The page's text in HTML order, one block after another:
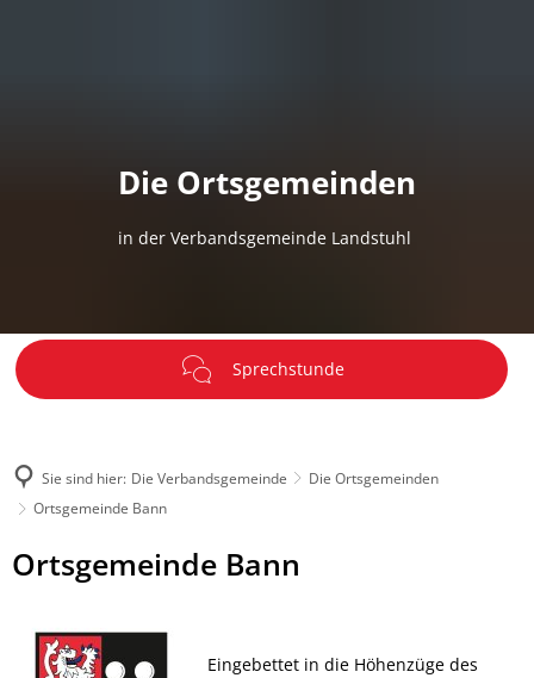
Die Ortsgemeinden
in der Verbandsgemeinde Landstuhl
Sprechstunde
Sie sind hier: Die Verbandsgemeinde
Die Ortsgemeinden
Ortsgemeinde Bann
Ortsgemeinde
Ortsgemeinde Bann
Eingebettet in die Höhenzüge des